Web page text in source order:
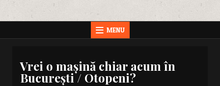
MENU
Vrei o mașină chiar acum în
București / Otopeni?